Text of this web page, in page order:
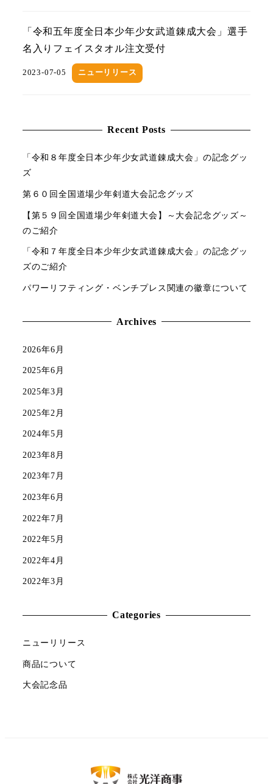
「令和五年度全日本少年少女武道錬成大会」選手
名入りフェイスタオル注文受付
2023-07-05 ニューリリース
Recent Posts
「令和８年度全日本少年少女武道錬成大会」の記念グッ
ズ
第６０回全国道場少年剣道大会記念グッズ
【第５９回全国道場少年剣道大会】～大会記念グッズ～
のご紹介
「令和７年度全日本少年少女武道錬成大会」の記念グッ
ズのご紹介
パワーリフティング・ベンチプレス関連の徽章について
Archives
2026年6月
2025年6月
2025年3月
2025年2月
2024年5月
2023年8月
2023年7月
2023年6月
2022年7月
2022年5月
2022年4月
2022年3月
Categories
ニューリリース
商品について
大会記念品